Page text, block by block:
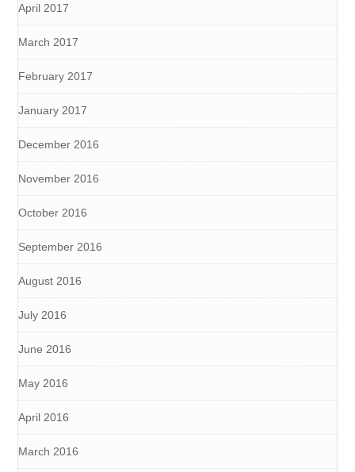
April 2017
March 2017
February 2017
January 2017
December 2016
November 2016
October 2016
September 2016
August 2016
July 2016
June 2016
May 2016
April 2016
March 2016